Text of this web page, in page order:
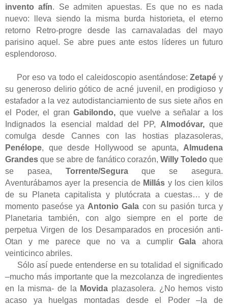
invento afín. Se admiten apuestas. Es que no es nada
nuevo: lleva siendo la misma burda historieta, el eterno
retorno Retro-progre desde las carnavaladas del mayo
parisino aquel. Se abre pues ante estos líderes un futuro
esplendoroso.
Por eso va todo el caleidoscopio asentándose:Zetapé y
su generoso delirio gótico de acné juvenil, en prodigioso y
estafador a la vez autodistanciamiento de sus siete años en
el Poder, el gran Gabilondo, que vuelve a señalar a los
Indignados la esencial maldad del PP, Almodóvar, que
comulga desde Cannes con las hostias plazasoleras,
Penélope, que desde Hollywood se apunta, Almudena
Grandes que se abre de fanático corazón, Willy Toledo que
se pasea, Torrente/Seguraque se asegura.
Aventurábamos ayer la presencia de Millás y los cien kilos
de su Planeta capitalista y plutócrata a cuestas… y de
momento paseóse ya Antonio Gala con su pasión turca y
Planetaria también, con algo siempre en el porte de
perpetua Virgen de los Desamparados en procesión anti-
Otan y me parece que no va a cumplirGalaahora
veinticinco abriles.
Sólo así puede entenderse en su totalidad el significado
–mucho más importante que la mezcolanza de ingredientes
en la misma- de la Movida plazasolera. ¿No hemos visto
acaso ya huelgas montadas desde el Poder –la de